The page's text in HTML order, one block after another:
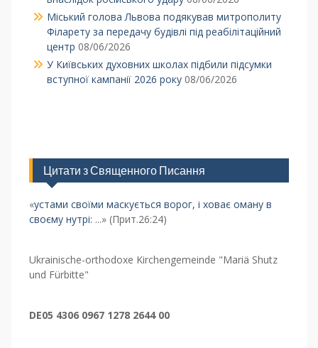
Міський голова Львова подякував митрополиту
Філарету за передачу будівлі під реабілітаційний
центр 08/06/2026
У Київських духовних школах підбили підсумки
вступної кампанії 2026 року 08/06/2026
Цитати з Священного Писання
«устами своїми маскується ворог, і ховає оману в
своєму нутрі: ...» (Прит.26:24)
Ukrainische-orthodoxe Kirchengemeinde "Mariä Shutz
und Fürbitte"
DE05 4306 0967 1278 2644 00